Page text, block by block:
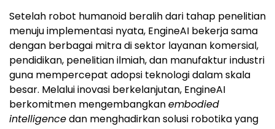
Setelah robot humanoid beralih dari tahap penelitian
menuju implementasi nyata, EngineAI bekerja sama
dengan berbagai mitra di sektor layanan komersial,
pendidikan, penelitian ilmiah, dan manufaktur industri
guna mempercepat adopsi teknologi dalam skala
besar. Melalui inovasi berkelanjutan, EngineAI
berkomitmen mengembangkanembodied
intelligencedan menghadirkan solusi robotika yang